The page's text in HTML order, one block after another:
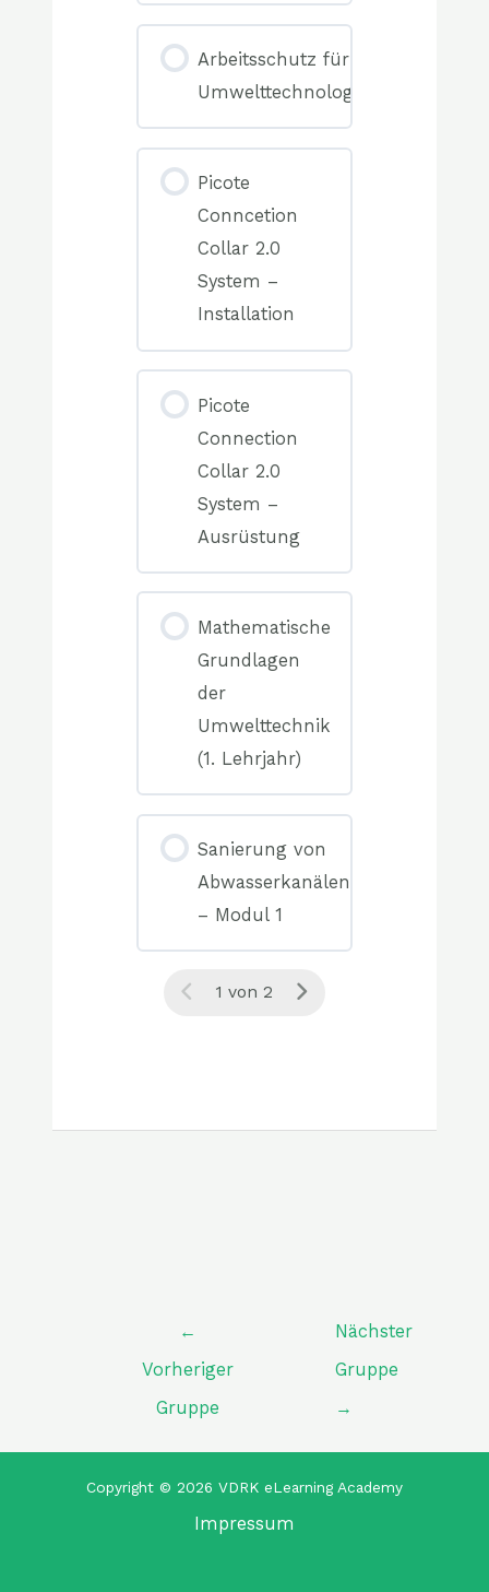
0%
COMPLETE
0/0
Elemente(n)
Arbeitsschutz für
Umwelttechnologen
0%
COMPLETE
0/0
Elemente(n)
Picote
Conncetion
Collar 2.0
System –
Installation
0%
COMPLETE
0/0
Elemente(n)
Picote
Connection
Collar 2.0
System –
Ausrüstung
0%
COMPLETE
0/0
Elemente(n)
Mathematische
Grundlagen
der
Umwelttechnik
(1. Lehrjahr)
0%
COMPLETE
0/0
Elemente(n)
Sanierung von
Abwasserkanälen
– Modul 1
0%
0/01 von 2
←
Vorheriger
Gruppe
Nächster
Gruppe
→
Copyright © 2026 VDRK eLearning Academy
Impressum